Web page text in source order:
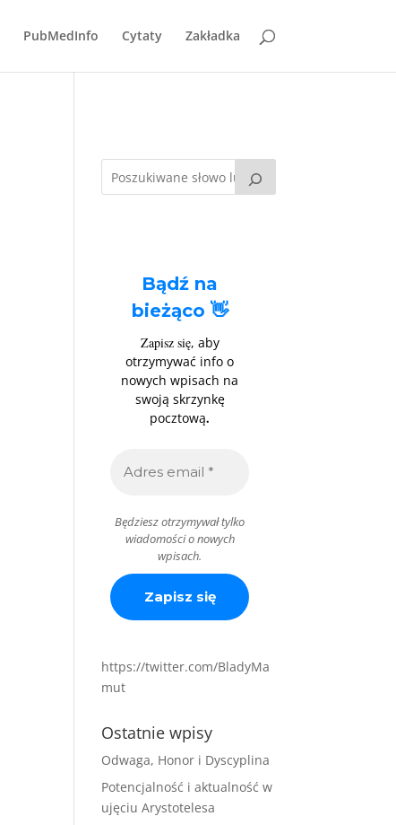
PubMedInfo Cytaty Zakładka
Bądź na
bieżąco 👋
Zapisz się, aby
otrzymywać info o
nowych wpisach na
swoją skrzynkę
pocztową.
Będziesz otrzymywał tylko
wiadomości o nowych
wpisach.
https://twitter.com/BladyMa
mut
Ostatnie wpisy
Odwaga, Honor i Dyscyplina
Potencjalność i aktualność w
ujęciu Arystotelesa